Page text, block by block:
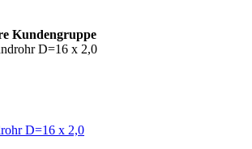
Kundengruppe
D=16 x 2,0